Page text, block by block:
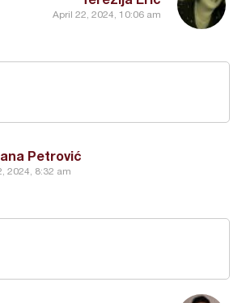
April 22, 2024, 10:06 am
Petrović
2024, 8:32 am